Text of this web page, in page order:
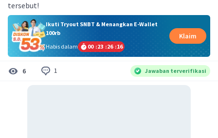
tersebut!
Ikuti Tryout SNBT & Menangkan E-Wallet
100rb
Habis dalam
00 :23 :26 :16
Klaim
6 1 Jawaban terverifikasi